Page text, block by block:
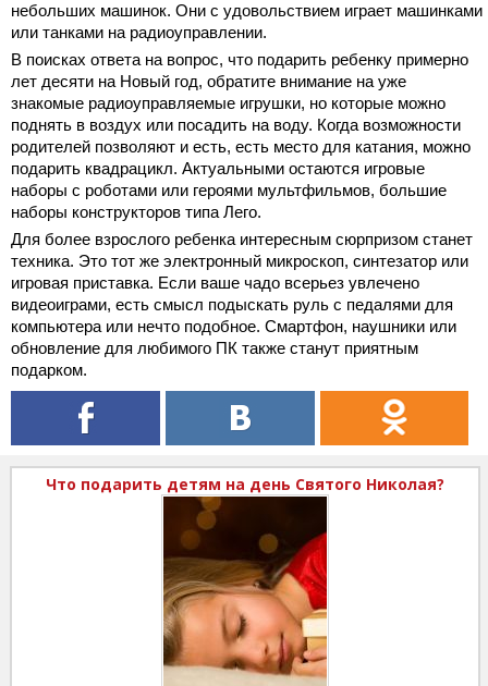
небольших машинок. Они с удовольствием играет машинками
или танками на радиоуправлении.
В поисках ответа на вопрос, что подарить ребенку примерно
лет десяти на Новый год, обратите внимание на уже
знакомые радиоуправляемые игрушки, но которые можно
поднять в воздух или посадить на воду. Когда возможности
родителей позволяют и есть, есть место для катания, можно
подарить квадрацикл. Актуальными остаются игровые
наборы с роботами или героями мультфильмов, большие
наборы конструкторов типа Лего.
Для более взрослого ребенка интересным сюрпризом станет
техника. Это тот же электронный микроскоп, синтезатор или
игровая приставка. Если ваше чадо всерьез увлечено
видеоиграми, есть смысл подыскать руль с педалями для
компьютера или нечто подобное. Смартфон, наушники или
обновление для любимого ПК также станут приятным
подарком.
Что подарить детям на день Святого Николая?